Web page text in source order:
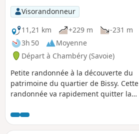
Visorandonneur
11,21 km
+229 m
-231 m
3h 50
Moyenne
Départ à Chambéry (Savoie)
Petite randonnée à la découverte du
patrimoine du quartier de Bissy. Cette
randonnée va rapidement quitter la
et petites routes rurales.